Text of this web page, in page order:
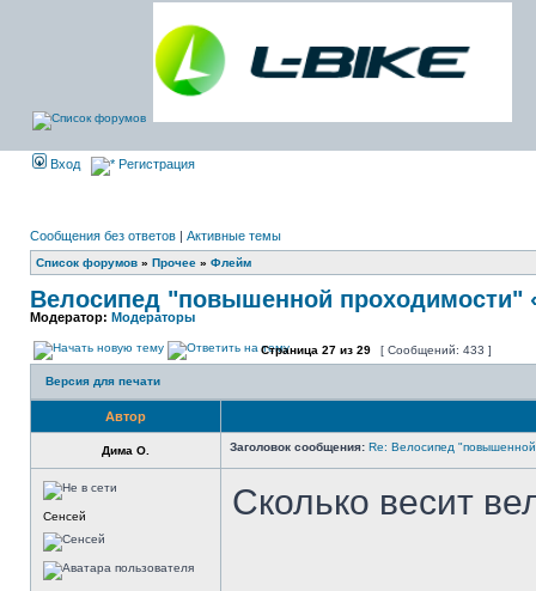
Вход Регистрация
Сообщения без ответов | Активные темы
Список форумов » Прочее » Флейм
Велосипед "повышенной
Модератор: Модераторы
Страница 27 из 29 [ Сообщений: 433 ]
Версия для печати
Автор
Дима О. Заголовок сообщения: Re: Велосипед
Сенсей Сколько весит